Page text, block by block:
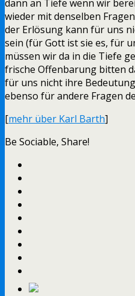
dann an Tiefe wenn wir
wieder mit denselben
der Erlösung kann für uns
sein (für Gott ist sie es, für
müssen wir da in die Tiefe
frische Offenbarung bitten
für uns nicht ihre
ebenso für andere Fragen
[mehr über Karl Barth]
Be Sociable, Share!